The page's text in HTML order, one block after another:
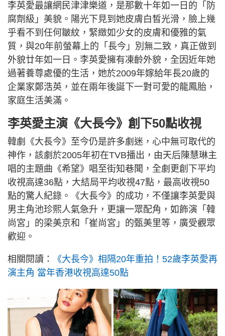
李英愛最讓網民津津樂道，是那數十年如一日的「防
腐劑級」美貌。陽光下見到她皮膚白皙光滑，臉上幾
乎看不到任何皺紋，緊緻如少女的皮膚和優雅的氣
質，與20年前螢幕上的「長今」別無二致，真正做到
外貌廿年如一日。李英愛擁有凍齡外貌，全因近年她
過著養尊處優的生活，她於2009年嫁給年長20歲的
企業家鄭浩英，並在兩年後誕下一對可愛的龍鳳胎，
家庭生活美滿。
李英愛主演《大長今》創下50點收視
韓劇《大長今》至今仍是許多劇迷，心中無可取代的
神作，該劇於2005年初在TVB播出，由天后陳慧琳主
唱的主題曲《希望》唱至街知巷聞，全劇更創下平均
收視高達36點，大結局平均收視47點，最高收視50
點的驚人紀錄。《大長今》的成功，不僅讓李英愛與
男主角池珍熙人氣急升，更讓一眾配角，如飾演「韓
尚宮」的梁美京和「崔尚宮」的甄美里等，廣受觀眾
歡迎。
相關閱讀：
《大長今》相隔20年重拍！52歲李英愛再
演主角 當年香港收視高達50點